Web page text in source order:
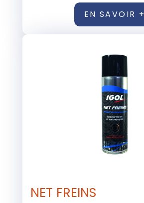
EN SAVOIR +
NET FREINS